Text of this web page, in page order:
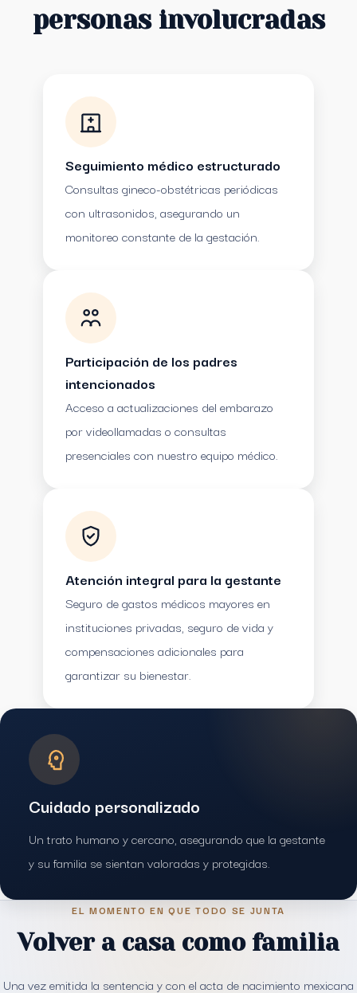
personas involucradas
Seguimiento médico estructurado
Consultas gineco-obstétricas periódicas
con ultrasonidos, asegurando un
monitoreo constante de la gestación.
Participación de los padres
intencionados
Acceso a actualizaciones del embarazo
por videollamadas o consultas
presenciales con nuestro equipo médico.
Atención integral para la gestante
Seguro de gastos médicos mayores en
instituciones privadas, seguro de vida y
compensaciones adicionales para
garantizar su bienestar.
Cuidado personalizado
Un trato humano y cercano, asegurando que la gestante
y su familia se sientan valoradas y protegidas.
EL MOMENTO EN QUE TODO SE JUNTA
Volver a casa como familia
Una vez emitida la sentencia y con el acta de nacimiento mexicana